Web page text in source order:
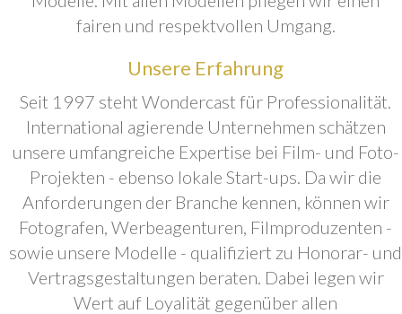
fairen und respektvollen Umgang.
Unsere Erfahrung
Seit 1997 steht Wondercast für Professionalität.
International agierende Unternehmen schätzen
unsere umfangreiche Expertise bei Film- und Foto-
Projekten - ebenso lokale Start-ups. Da wir die
Anforderungen der Branche kennen, können wir
Fotografen, Werbeagenturen, Filmproduzenten -
sowie unsere Modelle - qualifiziert zu Honorar- und
Vertragsgestaltungen beraten. Dabei legen wir
Wert auf Loyalität gegenüber allen